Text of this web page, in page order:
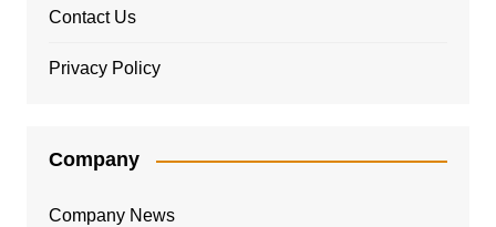
Contact Us
Privacy Policy
Company
Company News